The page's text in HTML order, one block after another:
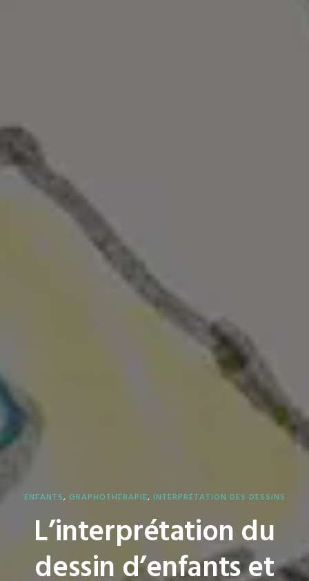
ENFANTS, GRAPHOTHÉRAPIE, INTERPRÉTATION DES DESSINS
L’interprétation du
dessin d’enfants et